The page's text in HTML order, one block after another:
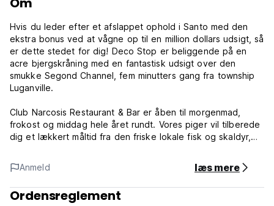
Hvis du leder efter et afslappet ophold i Santo med den
ekstra bonus ved at vågne op til en million dollars udsigt, så
er dette stedet for dig! Deco Stop er beliggende på en
acre bjergskråning med en fantastisk udsigt over den
smukke Segond Channel, fem minutters gang fra township
Luganville.
Club Narcosis Restaurant & Bar er åben til morgenmad,
frokost og middag hele året rundt. Vores piger vil tilberede
dig et lækkert måltid fra den friske lokale fisk og skaldyr,
økologiske oksekød for at sikre, at din madoplevelse er en,
du skal huske og en, du kan anbefale.
Deco Stop Lodge har en fuldt udstyret bar, restaurant,
Anmeld læs mere
Ordensreglement